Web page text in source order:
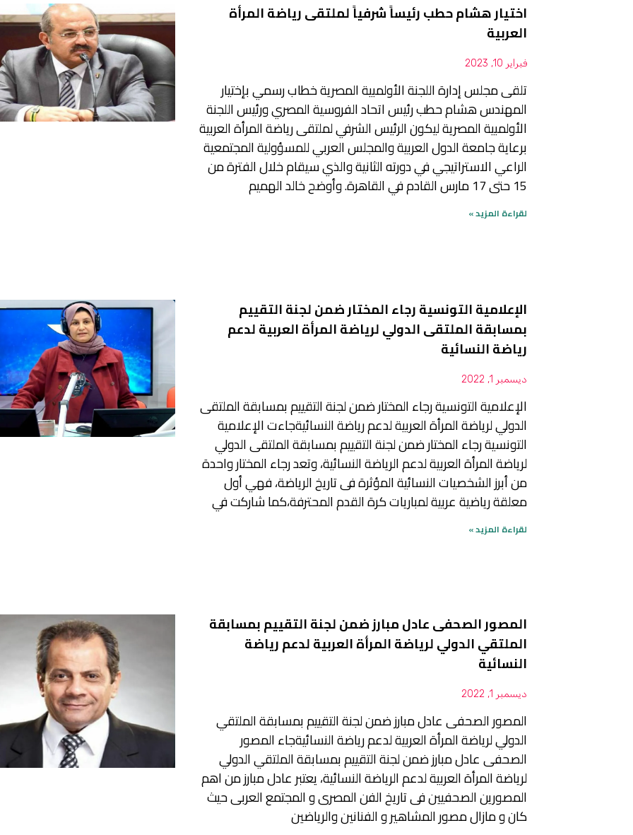
اختيار هشام حطب رئيساً شرفياً لملتقى رياضة المرأة
العربية
فبراير 10, 2023
تلقى مجلس إدارة اللجنة الأولمبية المصرية خطاب رسمي بإختيار
المهندس هشام حطب رئيس اتحاد الفروسية المصري ورئيس اللجنة
الأولمبية المصرية ليكون الرئيس الشرفي لملتقى رياضة المرأة العربية
برعاية جامعة الدول العربية والمجلس العربي للمسؤولية المجتمعية
الراعي الاستراتيجي في دورته الثانية والذي سيقام خلال الفترة من
15 حتى 17 مارس القادم في القاهرة. وأوضح خالد الهميم
لقراءة المزيد »
الإعلامية التونسية رجاء المختار ضمن لجنة التقييم
بمسابقة الملتقى الدولي لرياضة المرأة العربية لدعم
رياضة النسائية
ديسمبر 1, 2022
الإعلامية التونسية رجاء المختار ضمن لجنة التقييم بمسابقة الملتقى
الدولي لرياضة المرأة العربية لدعم رياضة النسائيةجاءت الإعلامية
التونسية رجاء المختار ضمن لجنة التقييم بمسابقة الملتقى الدولي
لرياضة المرأة العربية لدعم الرياضة النسائية، وتعد رجاء المختار واحدة
من أبرز الشخصيات النسائية المؤثرة فى تاريخ الرياضة، فهي أول
معلقة رياضية عربية لمباريات كرة القدم المحترفة،كما شاركت في
لقراءة المزيد »
المصور الصحفى عادل مبارز ضمن لجنة التقييم بمسابقة
الملتقي الدولي لرياضة المرأة العربية لدعم رياضة
النسائية
ديسمبر 1, 2022
المصور الصحفى عادل مبارز ضمن لجنة التقييم بمسابقة الملتقي
الدولي لرياضة المرأة العربية لدعم رياضة النسائيةجاء المصور
الصحفى عادل مبارز ضمن لجنة التقييم بمسابقة الملتقي الدولي
لرياضة المرأة العربية لدعم الرياضة النسائية، يعتبر عادل مبارز من اهم
المصورين الصحفيين فى تاريخ الفن المصرى و المجتمع العربى حيث
كان و مازال مصور المشاهير و الفنانين والرياضين